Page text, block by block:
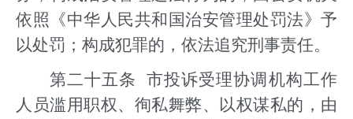
依照《中华人民共和国治安管理处罚法》予
以处罚；构成犯罪的，依法追究刑事责任。
第二十五条 市投诉受理协调机构工作
人员滥用职权、徇私舞弊、以权谋私的，由